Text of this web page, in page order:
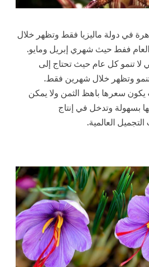
في دولة ماليزيا فقط وتظهر خلال
ففط حيث شهري إبريل ومايو.
لا تنمو كل عام حيث تحتاج إلى
وتظهر خلال شهرين فقط.
يكون سعرها باهظ الثمن ولا يمكن
بسهولة وتدخل في إنتاج
العالمية.